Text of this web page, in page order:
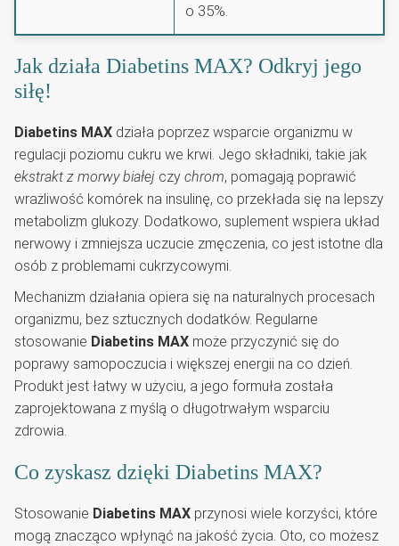
o 35%.
Jak działa Diabetins MAX? Odkryj jego
siłę!
Diabetins MAX działa poprzez wsparcie organizmu w
regulacji poziomu cukru we krwi. Jego składniki, takie jak
ekstrakt z morwy białej czy chrom, pomagają poprawić
wrażliwość komórek na insulinę, co przekłada się na lepszy
metabolizm glukozy. Dodatkowo, suplement wspiera układ
nerwowy i zmniejsza uczucie zmęczenia, co jest istotne dla
osób z problemami cukrzycowymi.
Mechanizm działania opiera się na naturalnych procesach
organizmu, bez sztucznych dodatków. Regularne
stosowanie Diabetins MAX może przyczynić się do
poprawy samopoczucia i większej energii na co dzień.
Produkt jest łatwy w użyciu, a jego formuła została
zaprojektowana z myślą o długotrwałym wsparciu
zdrowia.
Co zyskasz dzięki Diabetins MAX?
Stosowanie Diabetins MAX przynosi wiele korzyści, które
mogą znacząco wpłynąć na jakość życia. Oto, co możesz